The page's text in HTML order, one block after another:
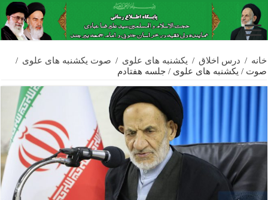
خانه / درس اخلاق / یکشنبه های علوی / صوت یکشنبه های علوی /
صوت / یکشنبه های علوی / جلسه هفتادم